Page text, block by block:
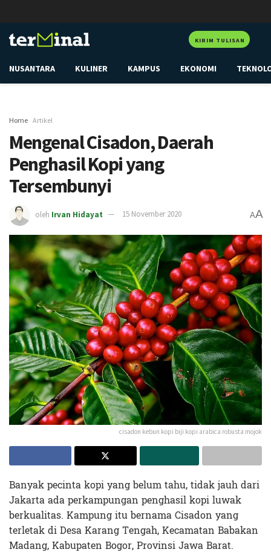
KIRIM TULISAN
NUSANTARA KULINER KAMPUS EKONOMI
Home Artikel
Mengenal Cisadon, Daerah
Penghasil Kopi yang
Tersembunyi
oleh Irvan Hidayat 15 November 2020 AA
cisadon kebun kopi biji kopi arabica robusta mojok
Banyak pecinta kopi yang belum tahu, tidak jauh dari
Jakarta ada perkampungan penghasil kopi luwak
berkualitas. Kampung itu bernama Cisadon yang
terletak di Desa Karang Tengah, Kecamatan Babakan
Madang, Kabupaten Bogor, Provinsi Jawa Barat.